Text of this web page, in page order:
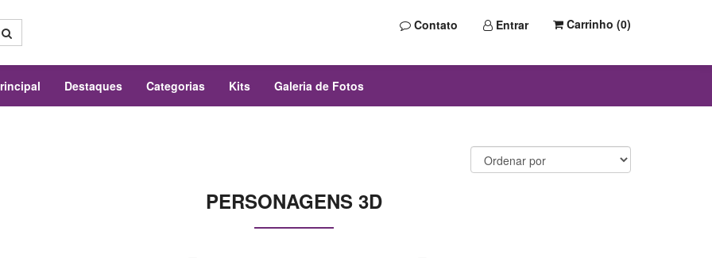
Contato Entrar Carrinho (0)
Destaques Categorias Kits Galeria de Fotos
PERSONAGENS 3D